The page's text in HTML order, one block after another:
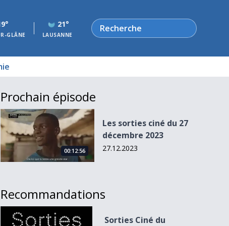
GLÂNE
21°
LAUSANNE
Rechercher
Prochain épisode
Les sorties ciné du 27 décembre 2023
00:12:56
Les sorties ciné du 27
décembre 2023
27.12.2023
Recommandations
Sorties Ciné du 29.03.11
Sorties Ciné du